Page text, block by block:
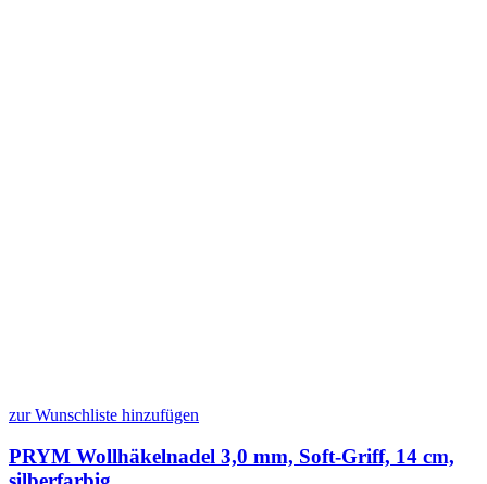
zur Wunschliste hinzufügen
PRYM Wollhäkelnadel 3,0 mm, Soft-Griff, 14 cm,